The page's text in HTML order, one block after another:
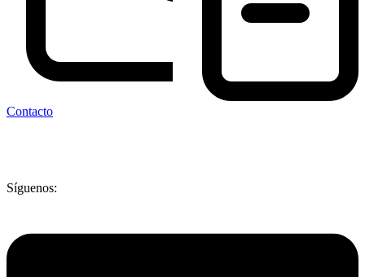
Contacto
Síguenos: